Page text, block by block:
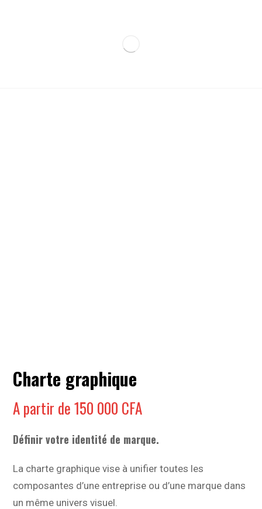
Charte graphique
A partir de150 000 CFA
Définir votre identité de marque.
La charte graphique vise à unifier toutes les
composantes d’une entreprise ou d’une marque dans
un même univers visuel.